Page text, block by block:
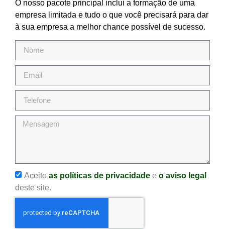
O nosso pacote principal inclui a formação de uma
empresa limitada e tudo o que você precisará para dar
à sua empresa a melhor chance possível de sucesso.
Aceito as políticas de privacidade e o aviso legal
deste site.